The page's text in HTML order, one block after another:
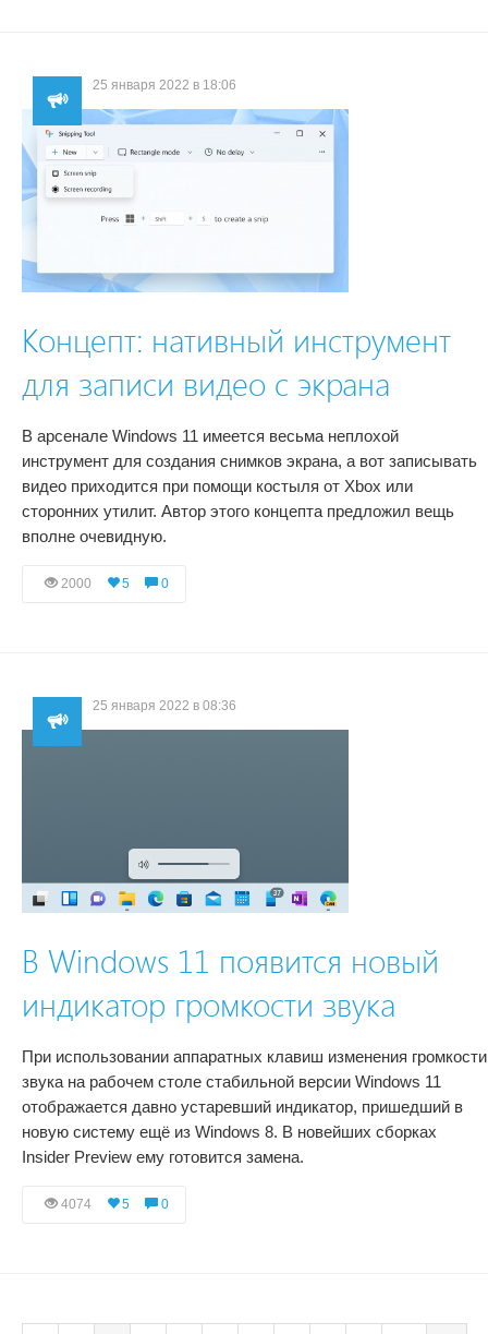
25 января 2022 в 18:06
Концепт: нативный инструмент
для записи видео с экрана
В арсенале Windows 11 имеется весьма неплохой
инструмент для создания снимков экрана, а вот записывать
видео приходится при помощи костыля от Xbox или
сторонних утилит. Автор этого концепта предложил вещь
вполне очевидную.
2000 5 0
25 января 2022 в 08:36
В Windows 11 появится новый
индикатор громкости звука
При использовании аппаратных клавиш изменения громкости
звука на рабочем столе стабильной версии Windows 11
отображается давно устаревший индикатор, пришедший в
новую систему ещё из Windows 8. В новейших сборках
Insider Preview ему готовится замена.
4074 5 0